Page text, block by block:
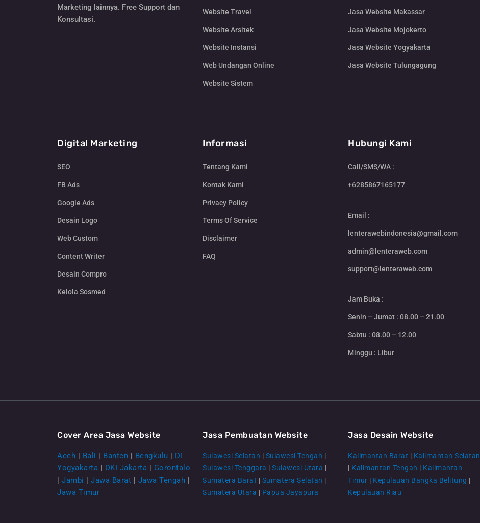
Marketing lainnya. Free Support dan
Konsultasi.
Website Travel
Website Arsitek
Website Instansi
Web Undangan Online
Website Sistem
Jasa Website Makassar
Jasa Website Mojokerto
Jasa Website Yogyakarta
Jasa Website Tulungagung
Digital Marketing
SEO
FB Ads
Google Ads
Desain Logo
Web Custom
Content Writer
Desain Compro
Kelola Sosmed
Informasi
Tentang Kami
Kontak Kami
Privacy Policy
Terms Of Service
Disclaimer
FAQ
Hubungi Kami
Call/SMS/WA :
+6285867165177
Email :
lenterawebindonesia@gmail.com
admin@lenteraweb.com
support@lenteraweb.com
Jam Buka :
Senin – Jumat : 08.00 – 21.00
Sabtu : 08.00 – 12.00
Minggu : Libur
Cover Area Jasa Website
Aceh | Bali | Banten | Bengkulu | DI
Yogyakarta | DKI Jakarta | Gorontalo
| Jambi | Jawa Barat | Jawa Tengah |
Jawa Timur
Jasa Pembuatan Website
Sulawesi Selatan | Sulawesi Tengah |
Sulawesi Tenggara | Sulawesi Utara |
Sumatera Barat | Sumatera Selatan |
Sumatera Utara | Papua Jayapura
Jasa Desain Website
Kalimantan Barat | Kalimantan Selatan
| Kalimantan Tengah | Kalimantan
Timur | Kepulauan Bangka Belitung |
Kepulauan Riau